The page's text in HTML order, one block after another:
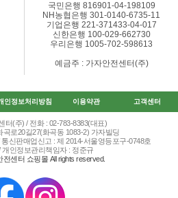
국민은행 816901-04-198109
NH농협은행 301-0140-6735-11
기업은행 221-371433-04-017
신한은행 100-029-662730
우리은행 1005-702-598613
예금주 : 가자안전센터(주)
인정보처리방침 이용약관 고객센터
터(주) / 전화 : 02-783-8383(대표)
곡로20길27(화곡동 1083-2) 가자빌딩
신판매업신고 : 제 2014-서울영등포구-0748호
개인정보관리책임자 : 정준규
센터 쇼핑몰 All rights reserved.